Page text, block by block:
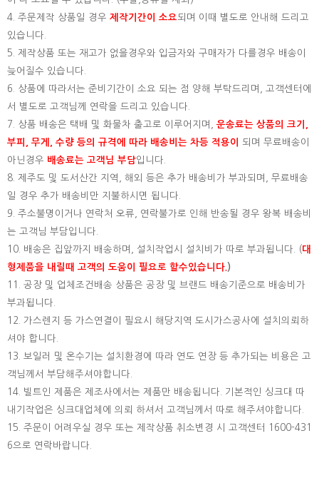
4. 주문제작 상품일 경우 제작기간이 소요되며 이때 별도로 안내해 드리고
있습니다.
5. 제작상품 또는 재고가 없을경우와 입금자와 구매자가 다를경우 배송이
늦어질수 있습니다.
6. 상품에 따라서는 준비기간이 소요 되는 점 양해 부탁드리며, 고객센터에
서 별도로 고객님께 연락을 드리고 있습니다.
7. 상품 배송은 택배 및 화물차 출고로 이루어지며, 운송료는 상품의 크기,
부피, 무게, 수량 등의 규격에 따라 배송비는 차등 적용이
되며 무료배송이
아닌경우 배송료는 고객님 부담입니다.
8. 제주도 및 도서산간 지역, 해외 등은 추가 배송비가 부과되며, 무료배송
일 경우 추가 배송비만 지불하시면 됩니다.
9. 주소불명이거나 연락처 오류, 연락불가로 인해 반송될 경우 왕복 배송비
는 고객님 부담입니다.
10. 배송은 집앞까지 배송하며, 설치작업시 설치비가 따로 부과됩니다. (대
형제품을 내릴때 고객의 도움이 필요로 할수있습니다. )
11. 공장 및 업체조건배송 상품은 공장 및 브랜드 배송기준으로 배송비가
부과됩니다.
12. 가스렌지 등 가스연결이 필요시 해당지역 도시가스공사에 설치의뢰하
셔야 합니다.
13. 보일러 및 온수기는 설치환경에 따라 연도 연장 등 추가되는 비용은 고
객님께서 부담해주셔야합니다.
14. 빌트인 제품은 제조사에서는 제품만 배송됩니다. 기본적인 싱크대 따
내기작업은 싱크대업체에 의뢰 하셔서 고객님께서 따로 해주셔야합니다.
15. 주문이 어려우실 경우 또는 제작상품 취소변경 시 고객센터 1600-431
6으로 연락바랍니다.